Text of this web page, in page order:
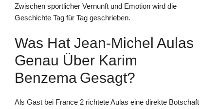
Zwischen sportlicher Vernunft und Emotion wird die
Geschichte Tag für Tag geschrieben.
Was Hat Jean-Michel Aulas
Genau Über Karim
Benzema Gesagt?
Als Gast bei France 2 richtete Aulas eine direkte Botschaft